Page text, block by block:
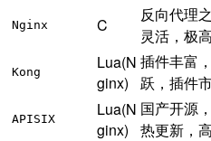
Nginx C
反向代理
灵活，极
Kong
Lua(N
ginx)
插件丰富
跃，插件
APISIX
Lua(N
ginx)
国产开源
热更新，